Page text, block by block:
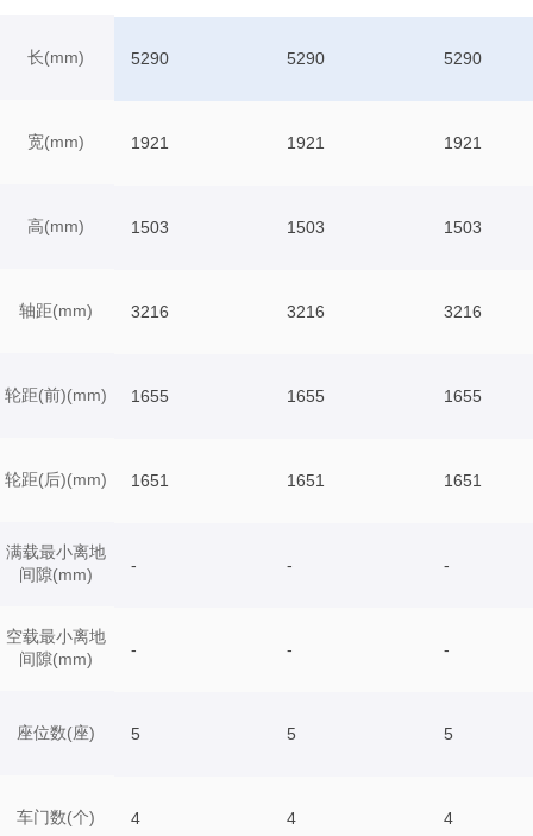
长(mm)
宽(mm)
高(mm)
轴距(mm)
轮距(前)(mm)
轮距(后)(mm)
满载最小离地
间隙(mm)
空载最小离地
间隙(mm)
座位数(座)
车门数(个)
5290 5290 5290
1921 1921 1921
1503 1503 1503
3216 3216 3216
1655 1655 1655
1651 1651 1651
- - -
- - -
5 5 5
4 4 4